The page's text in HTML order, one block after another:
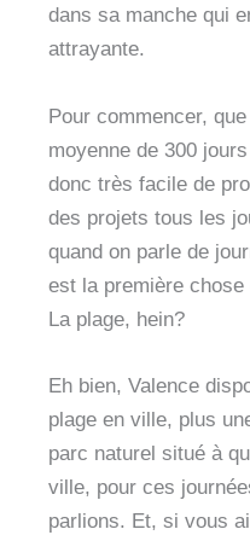
dans sa manche qui
attrayante.
Pour commencer,
moyenne de 300
donc très facile de
des projets tous les
quand on parle de
est la première
La plage, hein?
Eh bien, Valence
plage en ville, plus
parc naturel situé à
ville, pour ces
parlions. Et, si vous